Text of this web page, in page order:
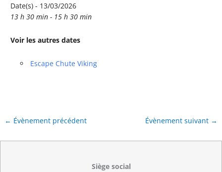
Date(s) - 13/03/2026
13 h 30 min - 15 h 30 min
Voir les autres dates
Escape Chute Viking
← Évènement précédent Évènement suivant →
Siège social